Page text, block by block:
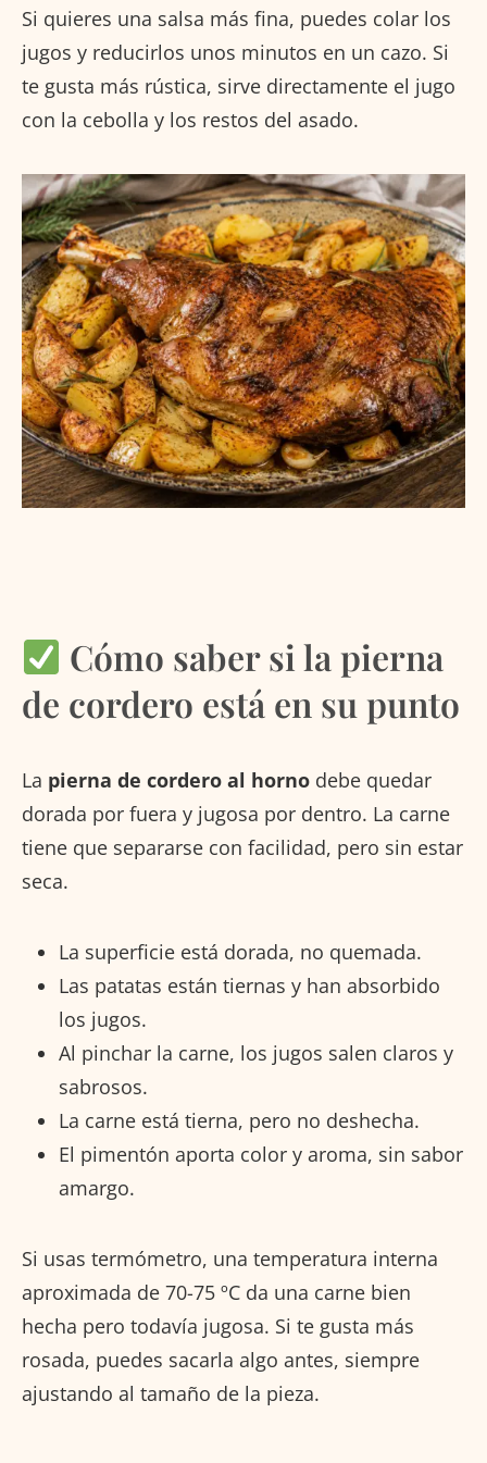
Si quieres una salsa más fina, puedes colar los
jugos y reducirlos unos minutos en un cazo. Si
te gusta más rústica, sirve directamente el jugo
con la cebolla y los restos del asado.
Cómo saber si la pierna
de cordero está en su punto
La pierna de cordero al horno debe quedar
dorada por fuera y jugosa por dentro. La carne
tiene que separarse con facilidad, pero sin estar
seca.
La superficie está dorada, no quemada.
Las patatas están tiernas y han absorbido
los jugos.
Al pinchar la carne, los jugos salen claros y
sabrosos.
La carne está tierna, pero no deshecha.
El pimentón aporta color y aroma, sin sabor
amargo.
Si usas termómetro, una temperatura interna
aproximada de 70-75 ºC da una carne bien
hecha pero todavía jugosa. Si te gusta más
rosada, puedes sacarla algo antes, siempre
ajustando al tamaño de la pieza.